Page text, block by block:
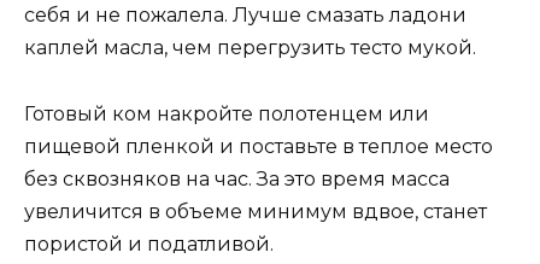
себя и не пожалела. Лучше смазать ладони
каплей масла, чем перегрузить тесто мукой.
Готовый ком накройте полотенцем или
пищевой пленкой и поставьте в теплое место
без сквозняков на час. За это время масса
увеличится в объеме минимум вдвое, станет
пористой и податливой.